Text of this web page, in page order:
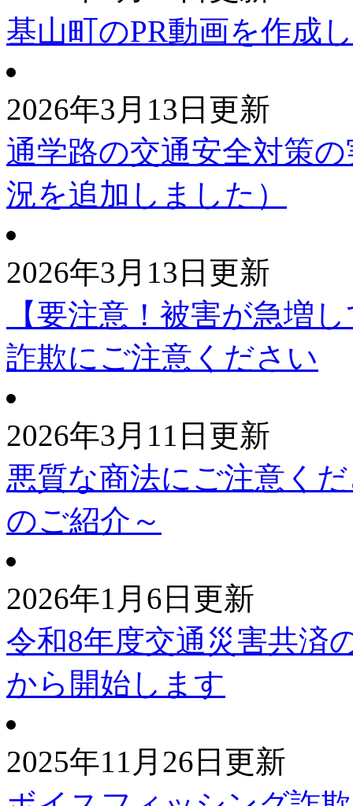
基山町のPR動画を作成
2026年3月13日更新
通学路の交通安全対策
況を追加しました）
2026年3月13日更新
【要注意！被害が急増
詐欺にご注意ください
2026年3月11日更新
悪質な商法にご注意く
のご紹介～
2026年1月6日更新
令和8年度交通災害共済
から開始します
2025年11月26日更新